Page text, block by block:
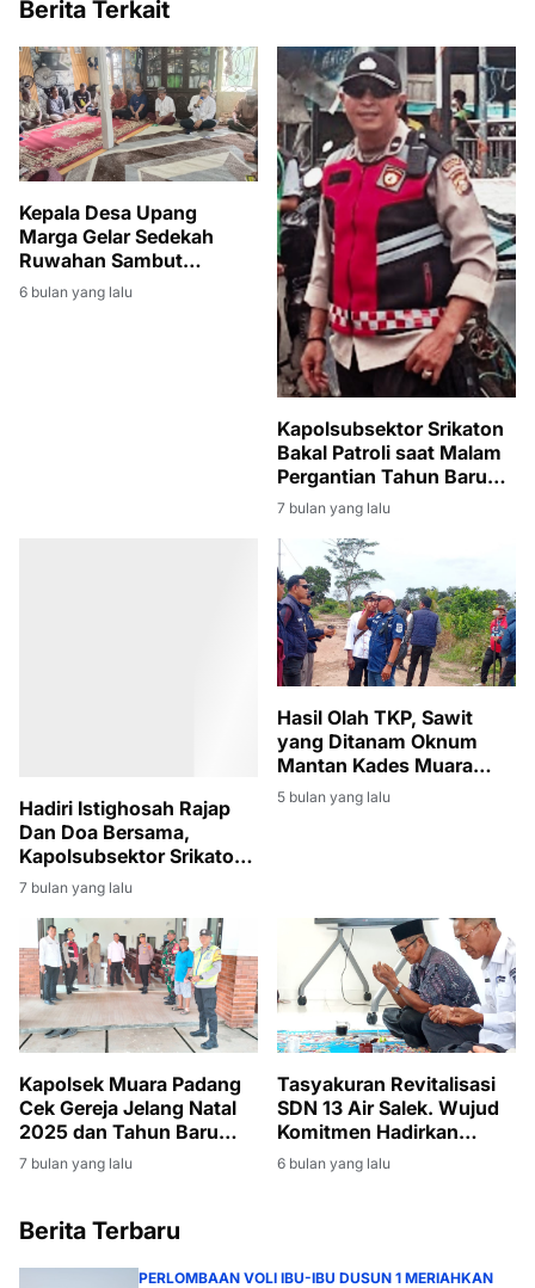
Berita Terkait
Kepala Desa Upang
Marga Gelar Sedekah
Ruwahan Sambut
Ramadan 1447 H
6 bulan yang lalu
Kapolsubsektor Srikaton
Bakal Patroli saat Malam
Pergantian Tahun Baru
2026
7 bulan yang lalu
Hadiri Istighosah Rajap
Dan Doa Bersama,
Kapolsubsektor Srikaton
Ajak Warga Bijak Dalam
Bermedsos
7 bulan yang lalu
Hasil Olah TKP, Sawit
yang Ditanam Oknum
Mantan Kades Muara
Padang Dicabut
5 bulan yang lalu
Kapolsek Muara Padang
Cek Gereja Jelang Natal
2025 dan Tahun Baru
2026
7 bulan yang lalu
Tasyakuran Revitalisasi
SDN 13 Air Salek. Wujud
Komitmen Hadirkan
Sekolah Aman dan Layak
6 bulan yang lalu
Berita Terbaru
PERLOMBAAN VOLI IBU-IBU DUSUN 1 MERIAHKAN